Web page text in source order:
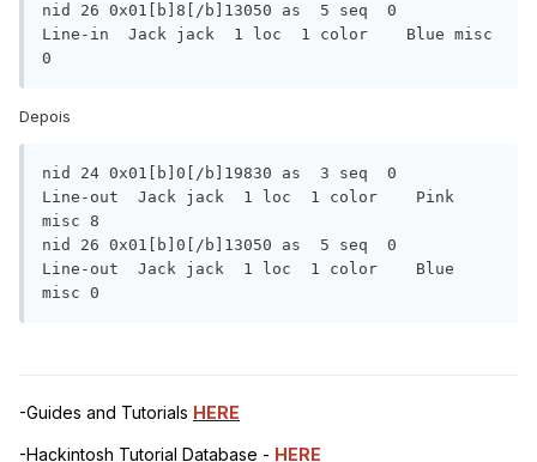
nid 26 0x01[b]8[/b]13050 as  5 seq  0
Line-in  Jack jack  1 loc  1 color    Blue misc
0
Depois
nid 24 0x01[b]0[/b]19830 as  3 seq  0
Line-out  Jack jack  1 loc  1 color    Pink
misc 8
nid 26 0x01[b]0[/b]13050 as  5 seq  0
Line-out  Jack jack  1 loc  1 color    Blue
misc 0
-Guides and Tutorials HERE
-Hackintosh Tutorial Database - HERE